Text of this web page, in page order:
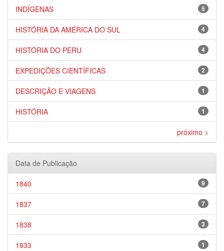
5
INDÍGENAS
4
HISTÓRIA DA AMÉRICA DO SUL
4
HISTÓRIA DO PERU
2
EXPEDIÇÕES CIENTÍFICAS
1
DESCRIÇÃO E VIAGENS
1
HISTÓRIA
próximo >
Data de Publicação
9
1840
7
1837
3
1838
1
1833